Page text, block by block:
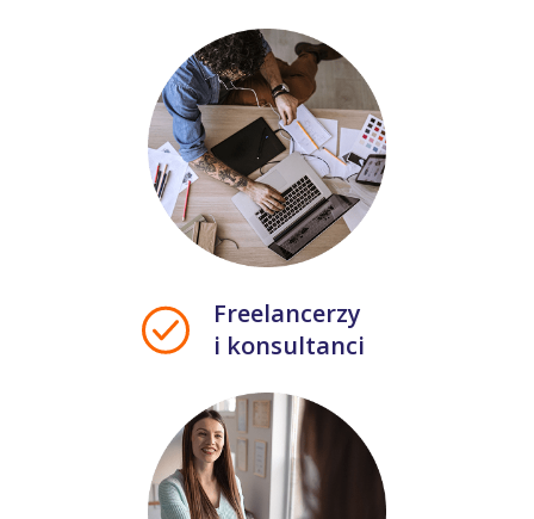
Freelancerzy
i konsultanci